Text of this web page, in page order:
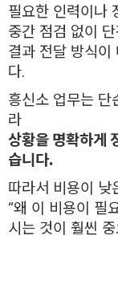
필요한 인력이나
중간 점검 없이
결과 전달 방식이
다.
흥신소 업무는 단
라
상황을 명확하게
습니다.
따라서 비용이
“왜 이 비용이 필
시는 것이 훨씬